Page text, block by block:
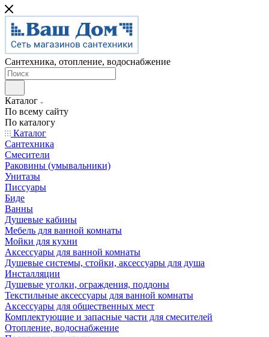
Сантехника, отопление, водоснабжение
Каталог
По всему сайту
По каталогу
Каталог
Сантехника
Смесители
Раковины (умывальники)
Унитазы
Писсуары
Биде
Ванны
Душевые кабины
Мебель для ванной комнаты
Мойки для кухни
Аксессуары для ванной комнаты
Душевые системы, стойки, аксессуары для душа
Инсталляции
Душевые уголки, ограждения, поддоны
Текстильные аксессуары для ванной комнаты
Аксессуары для общественных мест
Комплектующие и запасные части для смесителей
Отопление, водоснабжение